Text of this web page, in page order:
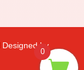
Designed by
0